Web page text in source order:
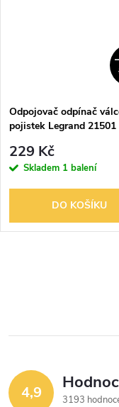
Odpojovač odpínač
pojistek Legrand 21501
229 Kč
Skladem 1 balení
DO KOŠÍKU
4,9
3193